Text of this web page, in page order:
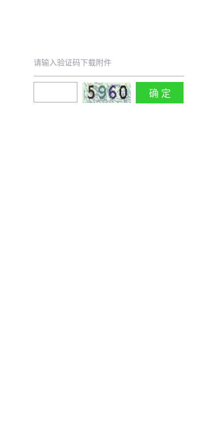
请输入验证码下载附件